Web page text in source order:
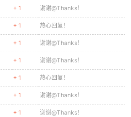
+ 1 谢谢@Thanks！
+ 1 热心回复！
+ 1 谢谢@Thanks！
+ 1 谢谢@Thanks！
+ 1 热心回复！
+ 1 谢谢@Thanks！
+ 1 谢谢@Thanks！